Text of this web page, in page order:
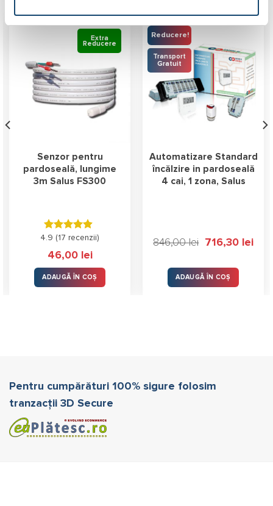
Extra
Reducere
Senzor pentru
pardoseală, lungime
3m Salus FS300
Evaluat la
din 5
4.9 (17 recenzii)
46,00 lei
ADAUGĂ ÎN COȘ
Reducere!
Transport
Gratuit
Automatizare Standard
încălzire in pardoseală
4 cai, 1 zona, Salus
846,00lei
Prețul
inițial
846,00 lei.
716,30 leiPrețul
ADAUGĂ ÎN COȘ
Pentru cumpărături 100% sigure folosim
tranzacții 3D Secure